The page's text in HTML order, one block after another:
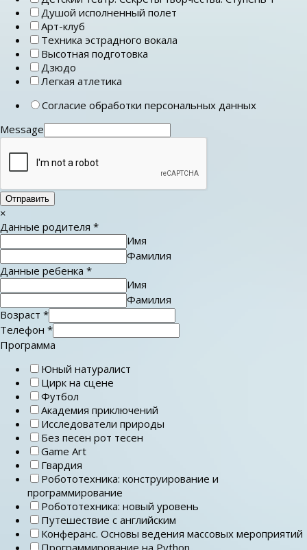
Душой исполненный полет
Арт-клуб
Техника эстрадного вокала
Высотная подготовка
Дзюдо
Легкая атлетика
Согласие обработки персональных данных
Message
Отправить
×
Данные родителя *
Имя
Фамилия
Данные ребенка *
Имя
Фамилия
Возраст *
Телефон *
Программа
Юный натуралист
Цирк на сцене
Футбол
Академия приключений
Исследователи природы
Без песен рот тесен
Game Art
Гвардия
Робототехника: конструирование и
программирование
Робототехника: новый уровень
Путешествие с английским
Конферанс. Основы ведения массовых мероприятий
Программирование на Python